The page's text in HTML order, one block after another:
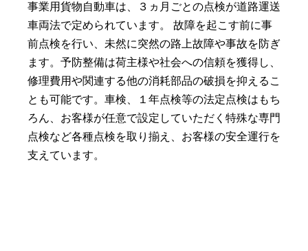
事業用貨物自動車は、３ヵ月ごとの点検が道路運送
車両法で定められています。 故障を起こす前に事
前点検を行い、未然に突然の路上故障や事故を防ぎ
ます。予防整備は荷主様や社会への信頼を獲得し、
修理費用や関連する他の消耗部品の破損を抑えるこ
とも可能です。車検、１年点検等の法定点検はもち
ろん、お客様が任意で設定していただく特殊な専門
点検など各種点検を取り揃え、お客様の安全運行を
支えています。